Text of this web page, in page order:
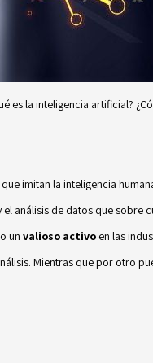
es la inteligencia artificial?
imitan la inteligencia
análisis de datos que sobre
un valioso activo en las
Mientras que por otro